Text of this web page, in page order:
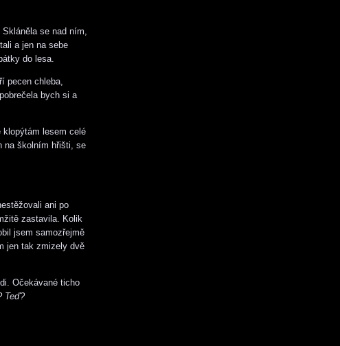
se nad ním,
a jen na sebe
do lesa.
pecen chleba,
bych si a
klopýtám lesem celé
na školním hřišti, se
ani po
zastavila. Kolik
jsem samozřejmě
jen tak zmizely dvě
Očekávané ticho
Teď?